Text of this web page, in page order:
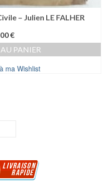
– Julien LE FALHER
€
PANIER
ma Wishlist